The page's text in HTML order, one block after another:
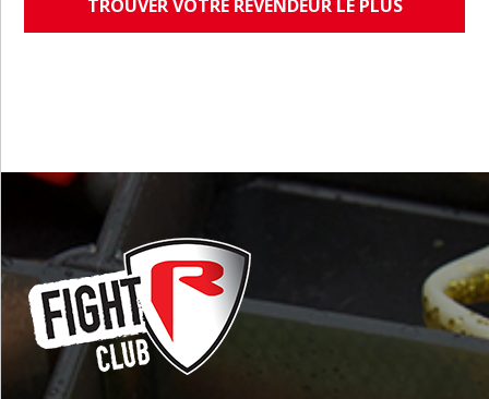
TROUVER VOTRE REVENDEUR LE PLUS